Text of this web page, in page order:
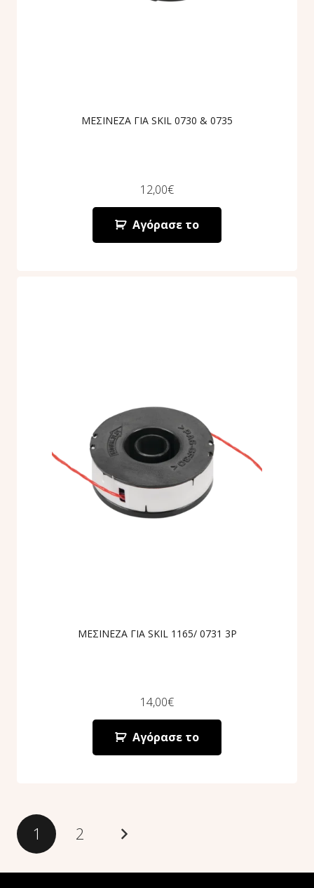
ΜΕΣΙΝΕΖΑ ΓΙΑ SKIL 0730 & 0735
12,00€
Αγόρασε το
ΜΕΣΙΝΕΖΑ ΓΙΑ SKIL 1165/ 0731 3P
14,00€
Αγόρασε το
1 2